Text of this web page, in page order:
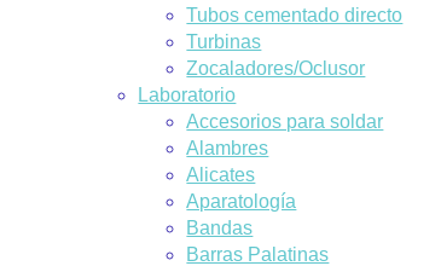
Tubos cementado directo
Turbinas
Zocaladores/Oclusor
Laboratorio
Accesorios para soldar
Alambres
Alicates
Aparatología
Bandas
Barras Palatinas